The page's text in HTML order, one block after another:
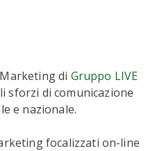
di Gruppo LIVE
sforzi di comunicazione
e nazionale.
focalizzati on-line